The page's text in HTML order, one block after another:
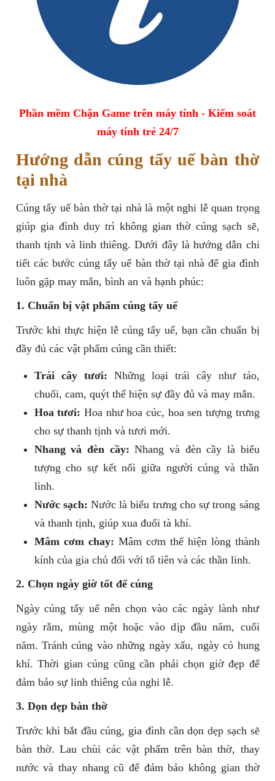
Phần mềm Chặn Game trên máy tính - Kiểm soát
máy tính trẻ 24/7
Hướng dẫn cúng tẩy uế bàn thờ
tại nhà
Cúng tẩy uế bàn thờ tại nhà là một nghi lễ quan trọng
giúp gia đình duy trì không gian thờ cúng sạch sẽ,
thanh tịnh và linh thiêng. Dưới đây là hướng dẫn chi
tiết các bước cúng tẩy uế bàn thờ tại nhà để gia đình
luôn gặp may mắn, bình an và hạnh phúc:
1. Chuẩn bị vật phẩm cúng tẩy uế
Trước khi thực hiện lễ cúng tẩy uế, bạn cần chuẩn bị
đầy đủ các vật phẩm cúng cần thiết:
Trái cây tươi: Những loại trái cây như táo,
chuối, cam, quýt thể hiện sự đầy đủ và may mắn.
Hoa tươi: Hoa như hoa cúc, hoa sen tượng trưng
cho sự thanh tịnh và tươi mới.
Nhang và đèn cầy: Nhang và đèn cầy là biểu
tượng cho sự kết nối giữa người cúng và thần
linh.
Nước sạch: Nước là biểu trưng cho sự trong sáng
và thanh tịnh, giúp xua đuổi tà khí.
Mâm cơm chay: Mâm cơm thể hiện lòng thành
kính của gia chủ đối với tổ tiên và các thần linh.
2. Chọn ngày giờ tốt để cúng
Ngày cúng tẩy uế nên chọn vào các ngày lành như
ngày rằm, mùng một hoặc vào dịp đầu năm, cuối
năm. Tránh cúng vào những ngày xấu, ngày có hung
khí. Thời gian cúng cũng cần phải chọn giờ đẹp để
đảm bảo sự linh thiêng của nghi lễ.
3. Dọn dẹp bàn thờ
Trước khi bắt đầu cúng, gia đình cần dọn dẹp sạch sẽ
bàn thờ. Lau chùi các vật phẩm trên bàn thờ, thay
nước và thay nhang cũ để đảm bảo không gian thờ